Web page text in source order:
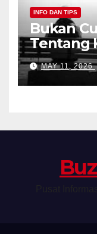
INFO DAN TIPS
Bukan
Tentang
MAY 11, 2026